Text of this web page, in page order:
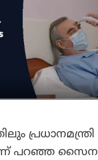
പറഞ്ഞ